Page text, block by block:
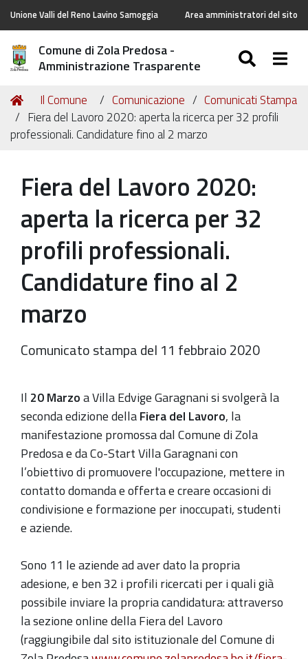
Unione Valli del Reno Lavino Samoggia Area amministratori del sito
Comune di Zola Predosa -
Amministrazione Trasparente
Tu
sei
qui:
Home
Il Comune Comunicazione
Comunicati Stampa
Fiera del Lavoro 2020: aperta la ricerca per 32 profili
professionali. Candidature fino al 2 marzo
Fiera del Lavoro 2020:
aperta la ricerca per 32
profili professionali.
Candidature fino al 2
marzo
Comunicato stampa del 11 febbraio 2020
Il 20 Marzoa Villa Edvige Garagnani si svolgerà la
seconda edizione dellaFiera del Lavoro, la
manifestazione promossa dal Comune di Zola
Predosa e da Co-Start Villa Garagnani con
l’obiettivo di promuovere l'occupazione, mettere in
contatto domanda e offerta e creare occasioni di
condivisione e formazione per inoccupati, studenti
e aziende.
Sono 11 le aziende ad aver dato la propria
adesione, e ben 32 i profili ricercati per i quali già
possibile inviare la propria candidatura: attraverso
la sezione online della Fiera del Lavoro
(raggiungibile dal sito istituzionale del Comune di